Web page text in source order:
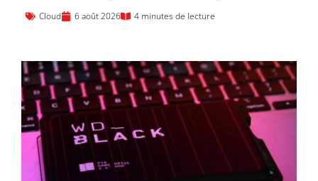
Cloud 6 août 2026 4 minutes de lecture